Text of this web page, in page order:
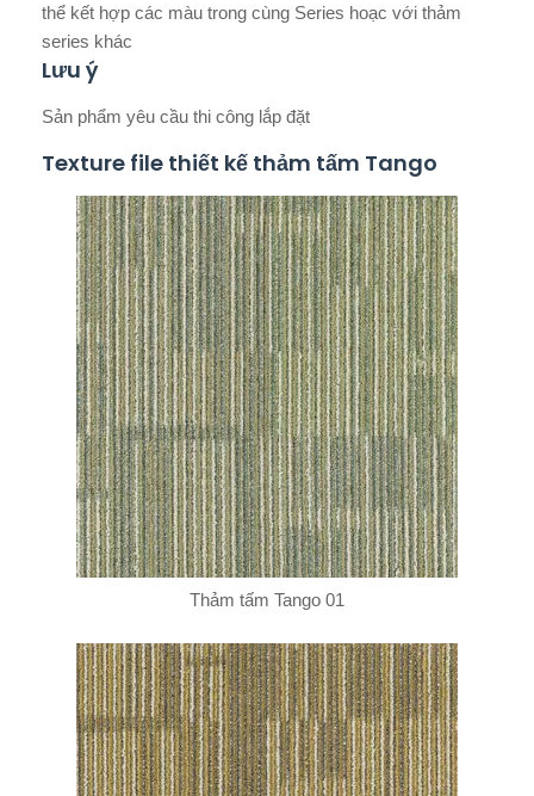
thể kết hợp các màu trong cùng Series hoạc với thảm
series khác
Lưu ý
Sản phẩm yêu cầu thi công lắp đặt
Texture file thiết kế thảm tấm Tango
Thảm tấm Tango 01